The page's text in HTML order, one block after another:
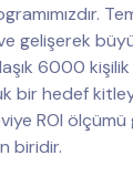
gelişerek
6000
bir hedef
ROI
biridir.